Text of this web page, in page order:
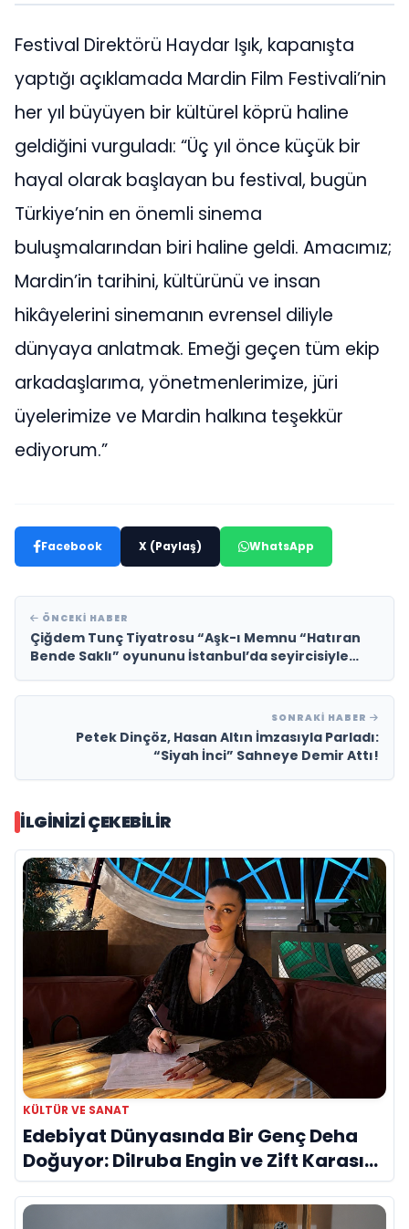
Festival Direktörü Haydar Işık, kapanışta
yaptığı açıklamada Mardin Film Festivali’nin
her yıl büyüyen bir kültürel köprü haline
geldiğini vurguladı: “Üç yıl önce küçük bir
hayal olarak başlayan bu festival, bugün
Türkiye’nin en önemli sinema
buluşmalarından biri haline geldi. Amacımız;
Mardin’in tarihini, kültürünü ve insan
hikâyelerini sinemanın evrensel diliyle
dünyaya anlatmak. Emeği geçen tüm ekip
arkadaşlarıma, yönetmenlerimize, jüri
üyelerimize ve Mardin halkına teşekkür
ediyorum.”
Facebook X (Paylaş) WhatsApp
ÖNCEKI HABER
Çiğdem Tunç Tiyatrosu “Aşk-ı Memnu “Hatıran
Bende Saklı” oyununu İstanbul’da seyircisiyle
SONRAKI HABER
Petek Dinçöz, Hasan Altın İmzasıyla Parladı:
“Siyah İnci” Sahneye Demir Attı!
İLGINIZI ÇEKEBILIR
KÜLTÜR VE SANAT
Edebiyat Dünyasında Bir Genç Deha
Doğuyor: Dilruba Engin ve Zift Karası
Evreni ‘AVENOİR’